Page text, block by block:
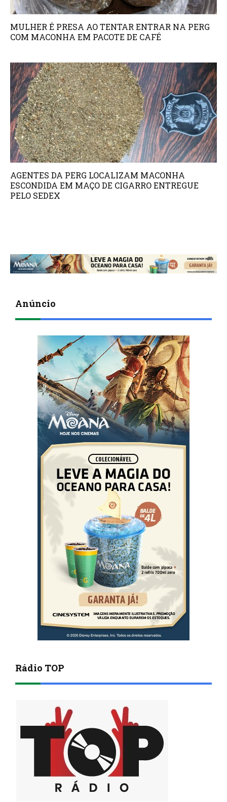
MULHER É PRESA AO TENTAR ENTRAR NA PERG
COM MACONHA EM PACOTE DE CAFÉ
AGENTES DA PERG LOCALIZAM MACONHA
ESCONDIDA EM MAÇO DE CIGARRO ENTREGUE
PELO SEDEX
Anúncio
Rádio TOP